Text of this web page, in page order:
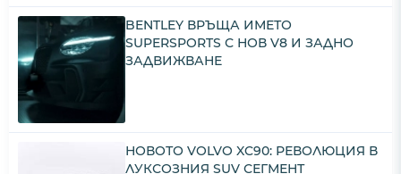
BENTLEY ВРЪЩА ИМЕТО
SUPERSPORTS С НОВ V8 И ЗАДНО
ЗАДВИЖВАНЕ
НОВОТО VOLVO XC90: РЕВОЛЮЦИЯ В
ЛУКСОЗНИЯ SUV СЕГМЕНТ